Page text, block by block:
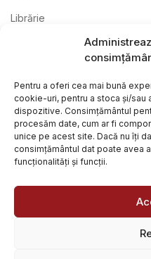
Pentru a oferi cea mai bună
cookie-uri, pentru a stoca și/
dispozitive. Consimțământul
procesăm date, cum ar fi
unice pe acest site. Dacă nu îți
consimțământul dat poate avea
funcționalități și funcții.
Librărie
@ Librăria Arcana. Toate